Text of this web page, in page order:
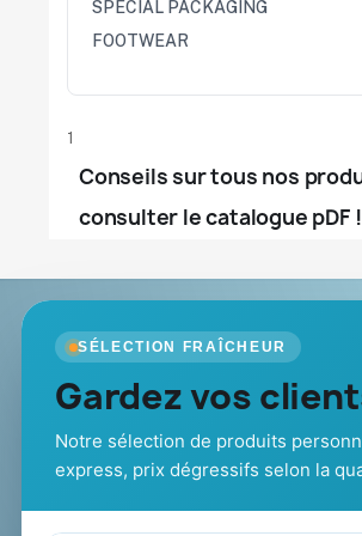
SPECIAL PACKAGING
FOOTWEAR
1
Conseils sur tous nos
consulter le catalogue pDF !
SÉLECTION FRAÎCHEUR
Gardez vos
Notre sélection de produits
express, prix dégressifs selon la
Goodies Pub France
Votre partenaire B2B pour les goodies
cadeaux d’affaires personnalisés :
conseil, marquage et livraison pour